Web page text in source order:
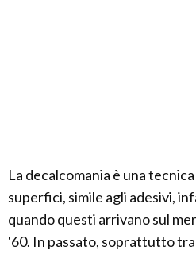
La decalcomania è una
superfici, simile agli adesivi,
quando questi arrivano sul
'60. In passato, soprattutto